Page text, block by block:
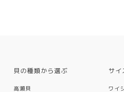
貝の種類から選ぶ
高瀬貝
サイ
ワイ